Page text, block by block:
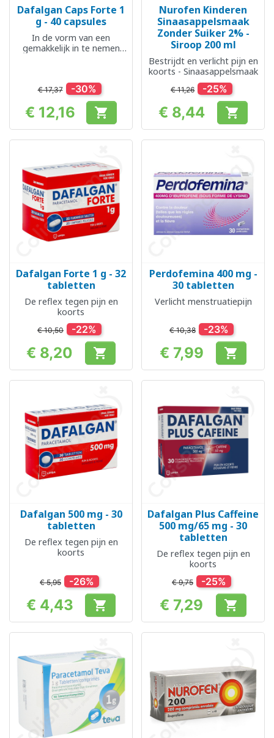
Dafalgan Caps Forte 1
g - 40 capsules
In de vorm van een
gemakkelijk in te nemen
€ 17,37 -30%
Prijs
€ 12,16 
Nurofen Kinderen
Sinaasappelsmaak
Zonder Suiker 2% -
Siroop 200 ml
Bestrijdt en verlicht pijn en
koorts - Sinaasappelsmaak
€ 11,26 -25%
Prijs
€ 8,44 
Dafalgan Forte 1 g - 32
tabletten
De reflex tegen pijn en
koorts
€ 10,50 -22%
Prijs
€ 8,20 
Perdofemina 400 mg -
30 tabletten
Verlicht menstruatiepijn
€ 10,38 -23%
Prijs
€ 7,99 
Dafalgan 500 mg - 30
tabletten
De reflex tegen pijn en
koorts
€ 5,95 -26%
Prijs
€ 4,43 
Dafalgan Plus Caffeine
500 mg/65 mg - 30
tabletten
De reflex tegen pijn en
koorts
€ 9,75 -25%
Prijs
€ 7,29 